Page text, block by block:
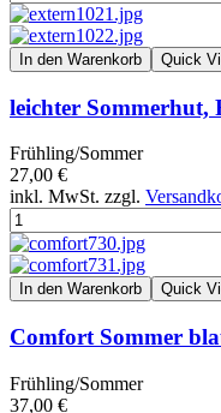
In den Warenkorb Quick
leichter Sommerhut,
Frühling/Sommer
27,00 €
inkl. MwSt. zzgl.
In den Warenkorb Quick
Comfort Sommer
Frühling/Sommer
37,00 €